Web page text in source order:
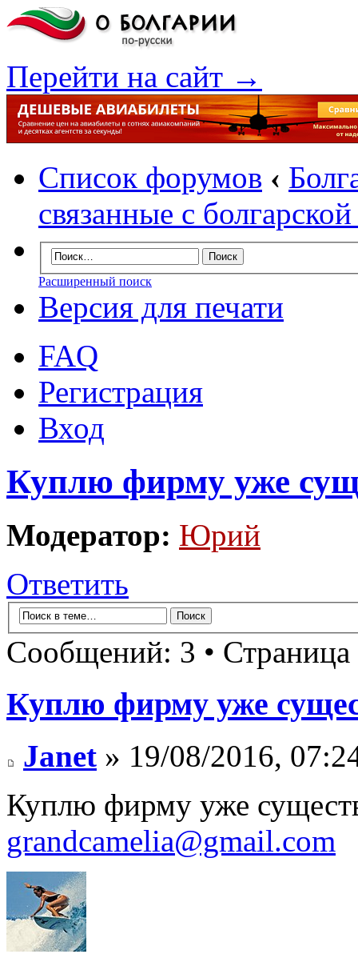
Перейти на сайт →
Список форумов ‹
связанные с
Расширенный поиск
Версия для печати
FAQ
Регистрация
Вход
Куплю фирму уже
Модератор: Юрий
Ответить
Сообщений: 3 • Страница
Куплю фирму уже
Janet » 19/08/2016,
Куплю фирму уже
grandcamelia@gmail.com